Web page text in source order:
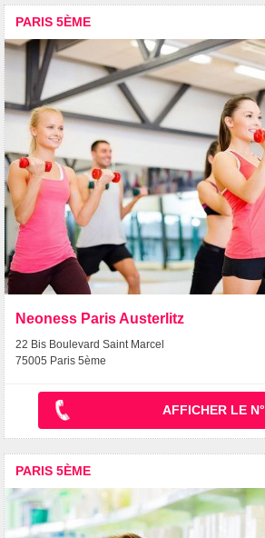
PARIS 5ÈME
Neoness Paris Austerlitz
22 Bis Boulevard Saint Marcel
75005 Paris 5ème
AFFICHER LE N°
PARIS 5ÈME